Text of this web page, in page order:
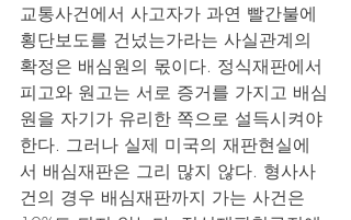
교통사건에서 사고자가 과연 빨간불에
횡단보도를 건넜는가라는 사실관계의
확정은 배심원의 몫이다. 정식재판에서
피고와 원고는 서로 증거를 가지고 배심
원을 자기가 유리한 쪽으로 설득시켜야
한다. 그러나 실제 미국의 재판현실에
서 배심재판은 그리 많지 않다. 형사사
건의 경우 배심재판까지 가는 사건은